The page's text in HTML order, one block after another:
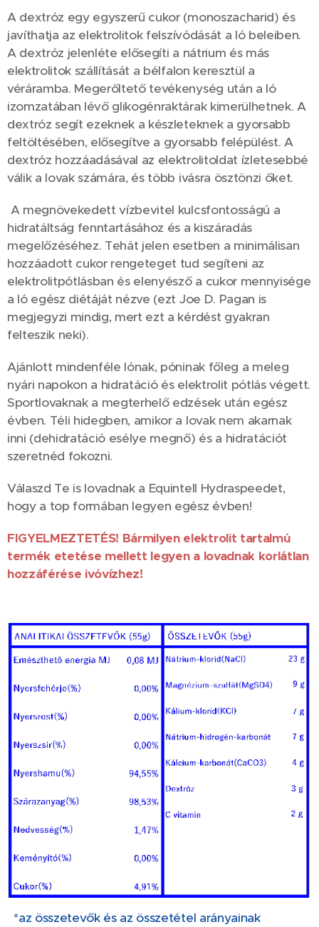
A dextróz egy egyszerű cukor (monoszacharid) és
javíthatja az elektrolitok felszívódását a ló beleiben.
A dextróz jelenléte elősegíti a nátrium és más
elektrolitok szállítását a bélfalon keresztül a
véráramba. Megerőltető tevékenység után a ló
izomzatában lévő glikogénraktárak kimerülhetnek. A
dextróz segít ezeknek a készleteknek a gyorsabb
feltöltésében, elősegítve a gyorsabb felépülést. A
dextróz hozzáadásával az elektrolitoldat ízletesebbé
válik a lovak számára, és több ivásra ösztönzi őket.
A megnövekedett vízbevitel kulcsfontosságú a
hidratáltság fenntartásához és a kiszáradás
megelőzéséhez. Tehát jelen esetben a minimálisan
hozzáadott cukor rengeteget tud segíteni az
elektrolitpótlásban és elenyésző a cukor mennyisége
a ló egész diétáját nézve (ezt Joe D. Pagan is
megjegyzi mindig, mert ezt a kérdést gyakran
felteszik neki).
Ajánlott mindenféle lónak, póninak főleg a meleg
nyári napokon a hidratáció és elektrolit pótlás végett.
Sportlovaknak a megterhelő edzések után egész
évben. Téli hidegben, amikor a lovak nem akarnak
inni (dehidratáció esélye megnő) és a hidratációt
szeretnéd fokozni.
Válaszd Te is lovadnak a Equintell Hydraspeedet,
hogy a top formában legyen egész évben!
FIGYELMEZTETÉS! Bármilyen elektrolit tartalmú
termék etetése mellett legyen a lovadnak korlátlan
hozzáférése ivóvízhez!
*az összetevők és az összetétel arányainak